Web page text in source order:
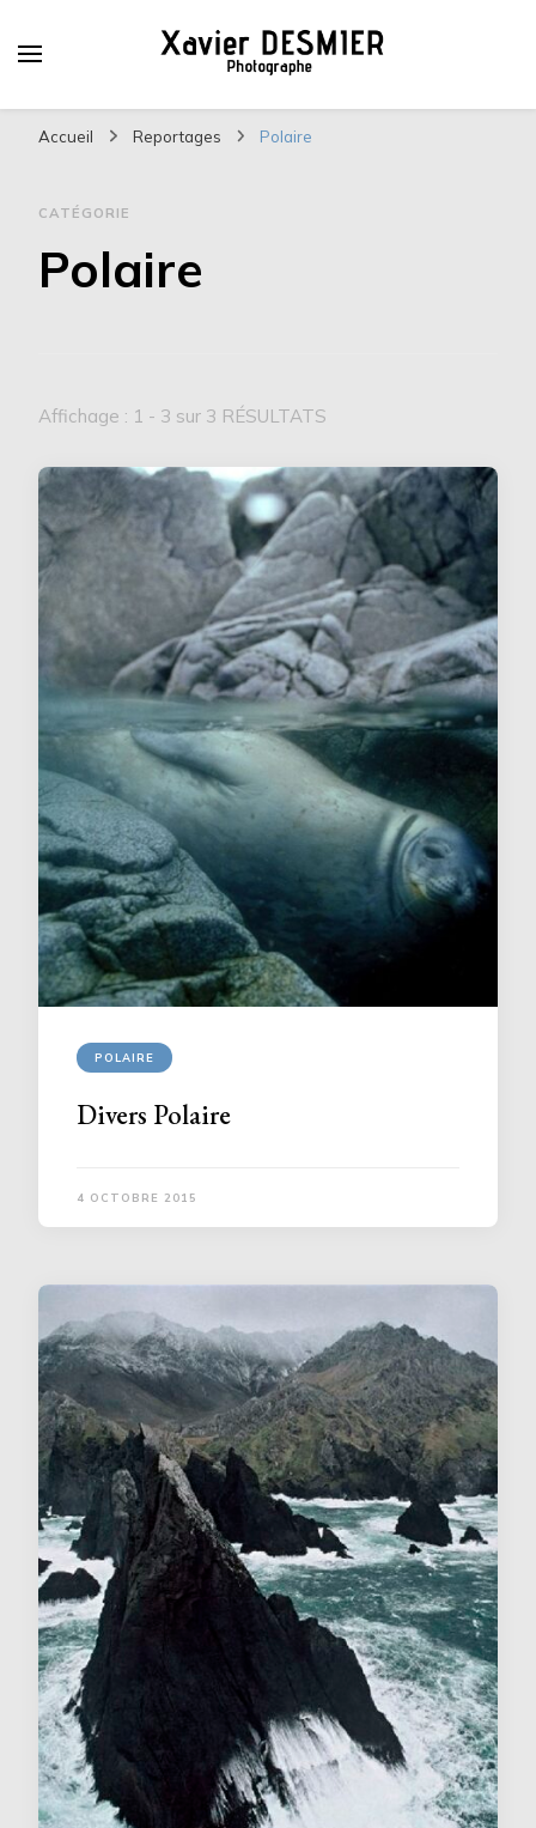
Xavier DESMIER
PHOTOGRAPHE
Accueil Reportages Polaire
CATÉGORIE
Polaire
Affichage : 1 - 3 sur 3 RÉSULTATS
POLAIRE
Divers Polaire
4 OCTOBRE 2015